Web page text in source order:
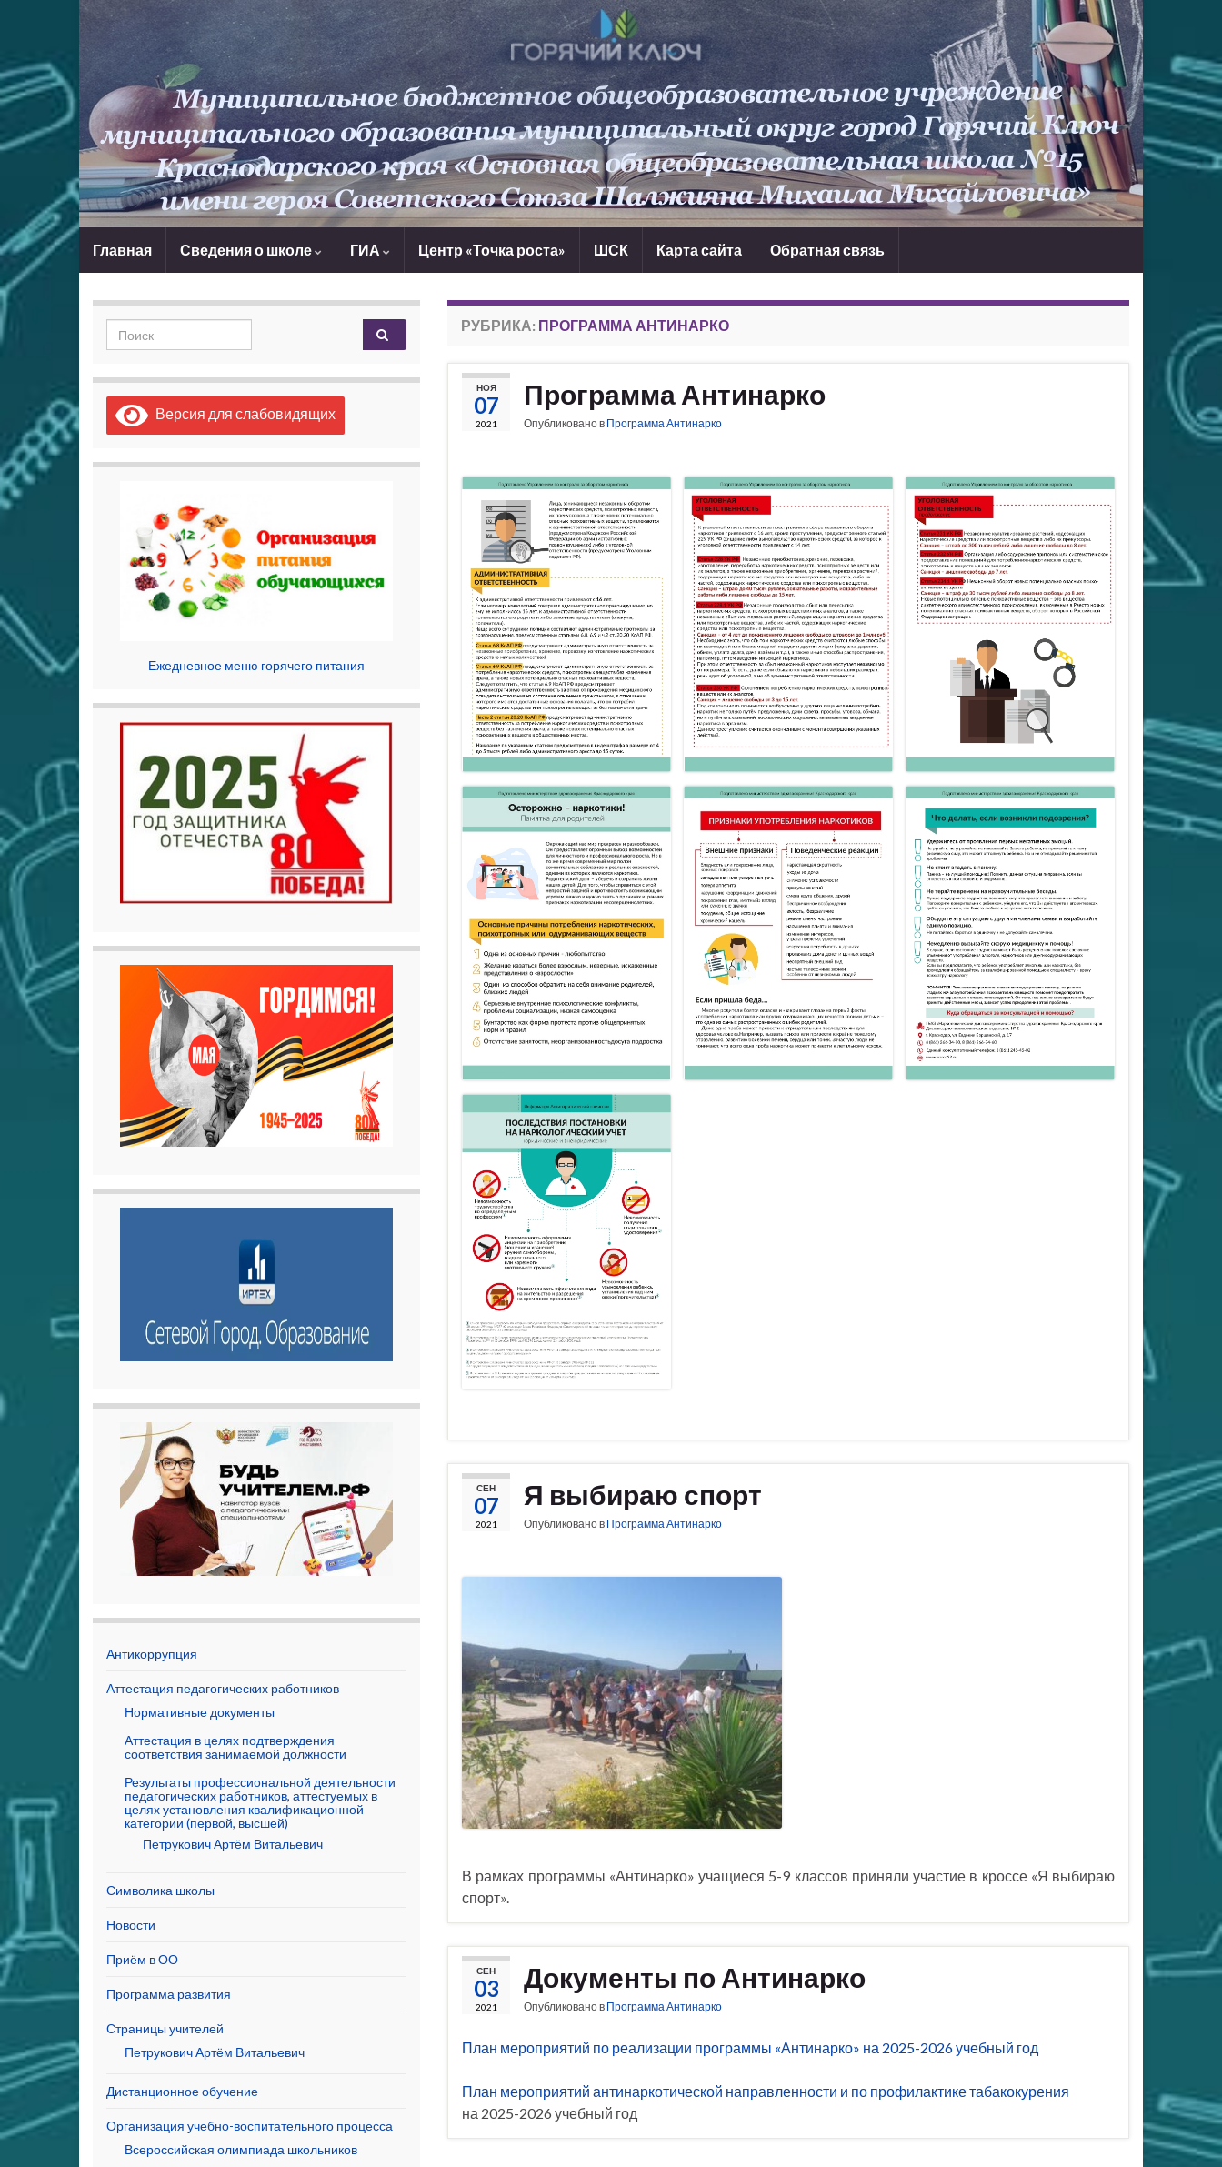
Главная Сведения о школе ГИА Центр «Точка роста» ШСК Карта сайта Обратная связь
РУБРИКА: ПРОГРАММА АНТИНАРКО
НОЯ
07
2021
Программа Антинарко
Опубликовано в Программа Антинарко
СЕН
07
2021
Я выбираю спорт
Опубликовано в Программа Антинарко
В рамках программы «Антинарко» учащиеся 5-9 классов приняли участие в кроссе «Я выбираю
спорт».
СЕН
03
2021
Документы по Антинарко
Опубликовано в Программа Антинарко
План мероприятий по реализации программы «Антинарко» на 2025-2026 учебный год
План мероприятий антинаркотической направленности и по профилактике табакокурения
на 2025-2026 учебный год
Search for:
Версия для слабовидящих
Ежедневное меню горячего питания
Антикоррупция
Аттестация педагогических работников
Нормативные документы
Аттестация в целях подтверждения
соответствия занимаемой должности
Результаты профессиональной деятельности
педагогических работников, аттестуемых в
целях установления квалификационной
категории (первой, высшей)
Петрукович Артём Витальевич
Символика школы
Новости
Приём в ОО
Программа развития
Страницы учителей
Петрукович Артём Витальевич
Дистанционное обучение
Организация учебно-воспитательного процесса
Всероссийская олимпиада школьников